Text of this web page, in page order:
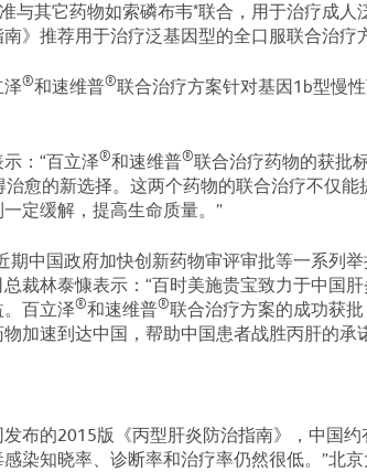
与其它药物如索磷布韦*联合，用于治疗成
》推荐用于治疗泛基因型的全口服联合治疗
泽®和速维普®联合治疗方案针对基因1b型慢
：“百立泽®和速维普®联合治疗药物的获批
愈的新选择。这两个药物的联合治疗不仅
定缓解，提高生命质量。”
中国政府加快创新药物审评审批等一系列举
裁林泰慷表示：“百时美施贵宝致力于中国
百立泽®和速维普®联合治疗方案的成功获
加速到达中国，帮助中国患者战胜丙肝的承
布的2015版《丙型肝炎防治指南》，中国
染知晓率、诊断率和治疗率仍然很低。”北